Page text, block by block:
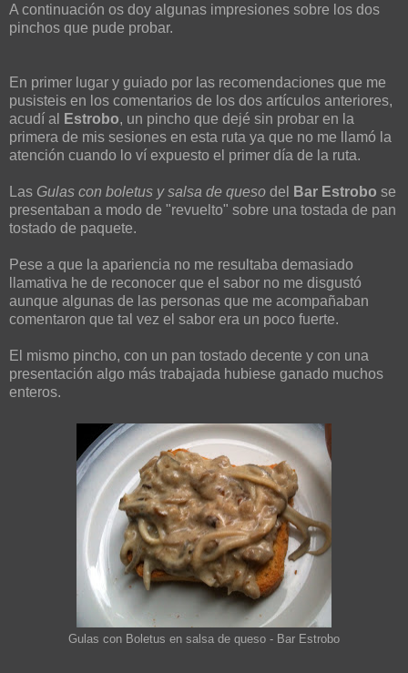
A continuación os doy algunas impresiones sobre los dos
pinchos que pude probar.
En primer lugar y guiado por las recomendaciones que me
pusisteis en los comentarios de los dos artículos anteriores,
acudí al
Estrobo, un pincho que dejé sin probar en la
primera de mis sesiones en esta ruta ya que no me llamó la
atención cuando lo ví expuesto el primer día de la ruta.
Las Gulas con boletus y salsa de queso del Bar Estrobo se
presentaban a modo de "revuelto" sobre una tostada de pan
tostado de paquete.
Pese a que la apariencia no me resultaba demasiado
llamativa he de reconocer que el sabor no me disgustó
aunque algunas de las personas que me acompañaban
comentaron que tal vez el sabor era un poco fuerte.
El mismo pincho, con un pan tostado decente y con una
presentación algo más trabajada hubiese ganado muchos
enteros.
Gulas con Boletus en salsa de queso - Bar Estrobo